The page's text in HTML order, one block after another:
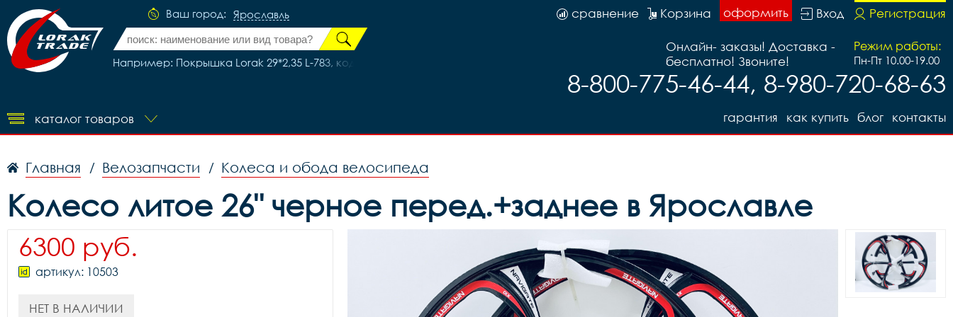
Ваш город: Ярославль
Например: Покрышка Lorak 29*2,35 L-783, код 29104
Регистрация
Вход
оформить
Корзина
сравнение
Режим работы:
Пн-Пт 10.00-19.00
Онлайн- заказы! Доставка -
бесплатно! Звоните!
8-800-775-46-44, 8-980-720-68-63
каталог товаров контакты
блог
как купить
гарантия
Главная / Велозапчасти / Колеса и обода велосипеда
Колесо литое 26" черное перед.+заднее в Ярославле
6300 руб.
артикул: 10503
НЕТ В НАЛИЧИИ